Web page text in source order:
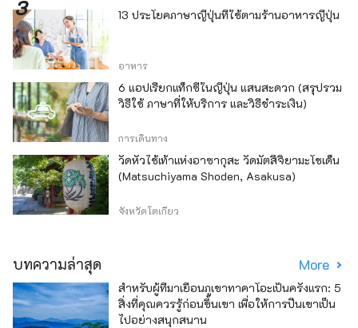
13 ประโยคภาษาญี่ปุ่นที่ใช้ตามร้านอาหารญี่ปุ่น
อาหาร
6 แอปเรียกแท็กซี่ในญี่ปุ่น แสนสะดวก (สรุปรวม
วิธีใช้ ภาษาที่ให้บริการ และวิธีชำระเงิน)
การเดินทาง
วัดหัวไช้เท้าแห่งอาซากุสะ วัดมัตสึจิยามะโชเด็น
(Matsuchiyama Shoden, Asakusa)
จังหวัดโตเกียว
บทความล่าสุด More
สำหรับผู้ที่มาเยือนภูเขาทาคาโอะเป็นครั้งแรก: 5
สิ่งที่คุณควรรู้ก่อนขึ้นเขา เพื่อให้การปีนเขาเป็น
ไปอย่างสนุกสนาน